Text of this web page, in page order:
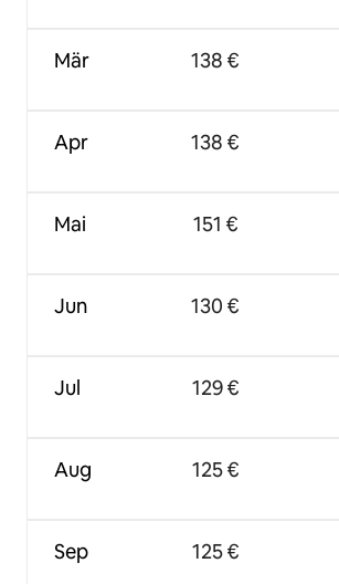
Mär
Apr
Mai
Jun
Jul
Aug
Sep
138 €
138 €
151 €
130 €
129 €
125 €
125 €